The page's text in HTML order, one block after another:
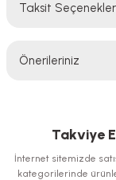
Taksit
Önerileriniz
iletebilirsiniz.
Görüş ve önerileriniz
Takviye
İnternet sitemizde
kategorilerinde